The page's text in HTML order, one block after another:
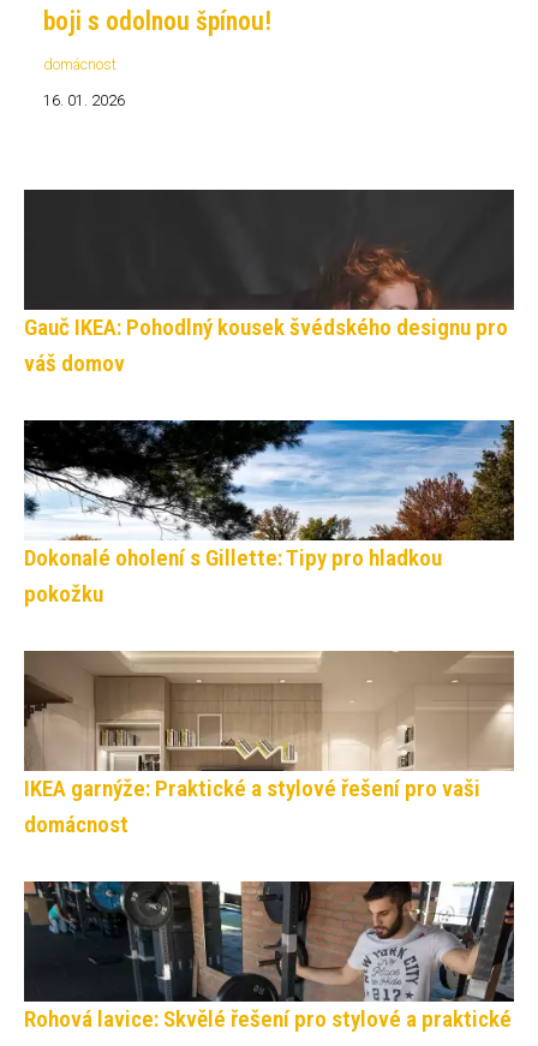
boji s odolnou špínou!
domácnost
16. 01. 2026
Gauč IKEA: Pohodlný kousek švédského designu pro
váš domov
Dokonalé oholení s Gillette: Tipy pro hladkou
pokožku
IKEA garnýže: Praktické a stylové řešení pro vaši
domácnost
Rohová lavice: Skvělé řešení pro stylové a praktické